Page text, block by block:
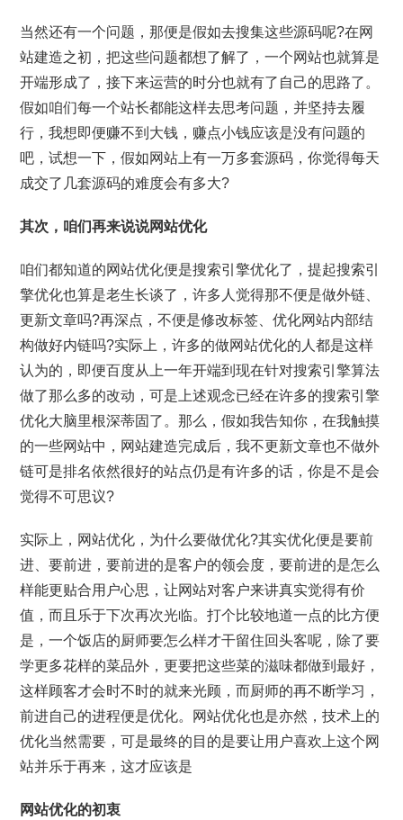
当然还有一个问题，那便是假如去搜集这些源码呢?在网
站建造之初，把这些问题都想了解了，一个网站也就算是
开端形成了，接下来运营的时分也就有了自己的思路了。
假如咱们每一个站长都能这样去思考问题，并坚持去履
行，我想即便赚不到大钱，赚点小钱应该是没有问题的
吧，试想一下，假如网站上有一万多套源码，你觉得每天
成交了几套源码的难度会有多大?
其次，咱们再来说说网站优化
咱们都知道的网站优化便是搜索引擎优化了，提起搜索引
擎优化也算是老生长谈了，许多人觉得那不便是做外链、
更新文章吗?再深点，不便是修改标签、优化网站内部结
构做好内链吗?实际上，许多的做网站优化的人都是这样
认为的，即便百度从上一年开端到现在针对搜索引擎算法
做了那么多的改动，可是上述观念已经在许多的搜索引擎
优化大脑里根深蒂固了。那么，假如我告知你，在我触摸
的一些网站中，网站建造完成后，我不更新文章也不做外
链可是排名依然很好的站点仍是有许多的话，你是不是会
觉得不可思议?
实际上，网站优化，为什么要做优化?其实优化便是要前
进、要前进，要前进的是客户的领会度，要前进的是怎么
样能更贴合用户心思，让网站对客户来讲真实觉得有价
值，而且乐于下次再次光临。打个比较地道一点的比方便
是，一个饭店的厨师要怎么样才干留住回头客呢，除了要
学更多花样的菜品外，更要把这些菜的滋味都做到最好，
这样顾客才会时不时的就来光顾，而厨师的再不断学习，
前进自己的进程便是优化。网站优化也是亦然，技术上的
优化当然需要，可是最终的目的是要让用户喜欢上这个网
站并乐于再来，这才应该是
网站优化的初衷